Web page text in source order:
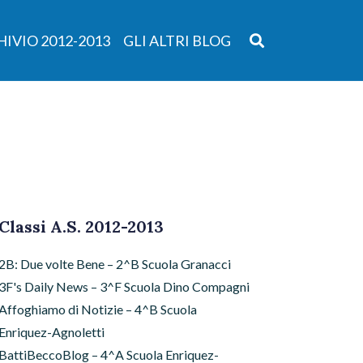
2012-2013 GLI ALTRI BLOG
A.S. 2012-2013
Due volte Bene – 2^B Scuola Granacci
Daily News – 3^F Scuola Dino Compagni
di Notizie – 4^B Scuola
Agnoletti
– 4^A Scuola Enriquez-